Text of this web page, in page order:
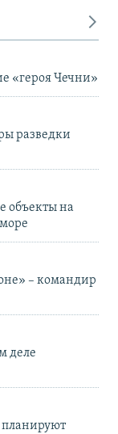
«героя Чечни»
разведки
объекты на
– командир
деле
планируют